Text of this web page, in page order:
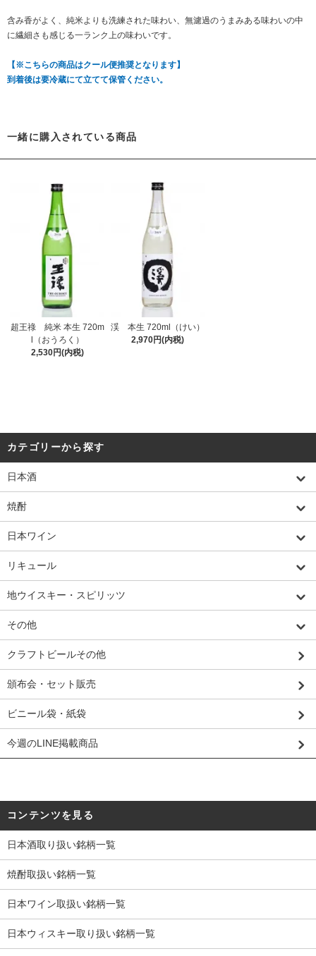
含み香がよく、純米よりも洗練された味わい、無濾過のうまみある味わいの中
に繊細さも感じる一ランク上の味わいです。
【※こちらの商品はクール便推奨となります】
到着後は要冷蔵にて立てて保管ください。
一緒に購入されている商品
超王祿 純米 本生 720m
l（おうろく）
2,530円(内税)
渓 本生 720ml（けい）
2,970円(内税)
カテゴリーから探す
日本酒
焼酎
日本ワイン
リキュール
地ウイスキー・スピリッツ
その他
クラフトビールその他
頒布会・セット販売
ビニール袋・紙袋
今週のLINE掲載商品
コンテンツを見る
日本酒取り扱い銘柄一覧
焼酎取扱い銘柄一覧
日本ワイン取扱い銘柄一覧
日本ウィスキー取り扱い銘柄一覧